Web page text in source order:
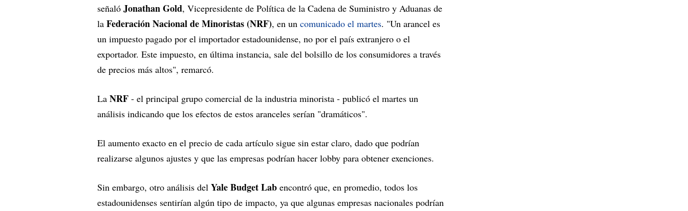
señaló Jonathan Gold, Vicepresidente de Política de la Cadena de Suministro y Aduanas de
la Federación Nacional de Minoristas (NRF), en un comunicado el martes. "Un arancel es
un impuesto pagado por el importador estadounidense, no por el país extranjero o el
exportador. Este impuesto, en última instancia, sale del bolsillo de los consumidores a través
de precios más altos", remarcó.
La NRF - el principal grupo comercial de la industria minorista - publicó el martes un
análisis indicando que los efectos de estos aranceles serían "dramáticos".
El aumento exacto en el precio de cada artículo sigue sin estar claro, dado que podrían
realizarse algunos ajustes y que las empresas podrían hacer lobby para obtener exenciones.
Sin embargo, otro análisis del Yale Budget Lab encontró que, en promedio, todos los
estadounidenses sentirían algún tipo de impacto, ya que algunas empresas nacionales podrían